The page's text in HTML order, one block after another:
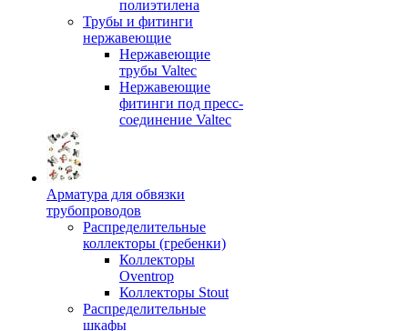
полиэтилена
Трубы и фитинги
нержавеющие
Нержавеющие
трубы Valtec
Нержавеющие
фитинги под пресс-
соединение Valtec
Арматура для обвязки
трубопроводов
Распределительные
коллекторы (гребенки)
Коллекторы
Oventrop
Коллекторы Stout
Распределительные
шкафы